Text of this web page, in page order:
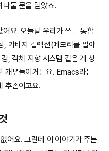
나둘 문을 닫았죠.
요. 오늘날 우리가 쓰는 통합
가비지 컬렉션(메모리를 알아
, 객체 지향 시스템 같은 게 상
개념들이거든요. Emacs라는
후손이고요.
어요. 그런데 이 이야기가 주는